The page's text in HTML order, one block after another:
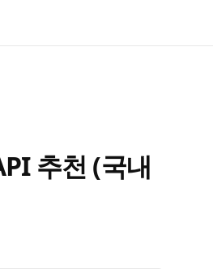
추천 (국내